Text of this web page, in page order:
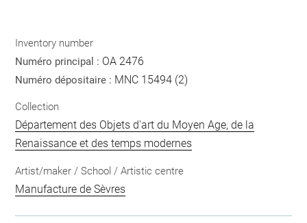
Inventory number
Numéro principal : OA 2476
Numéro dépositaire : MNC 15494 (2)
Collection
Département des Objets d'art du Moyen Age, de la
Renaissance et des temps modernes
Artist/maker / School / Artistic centre
Manufacture de Sèvres